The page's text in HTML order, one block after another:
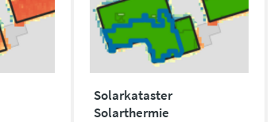
Solarkataster
Solarthermie